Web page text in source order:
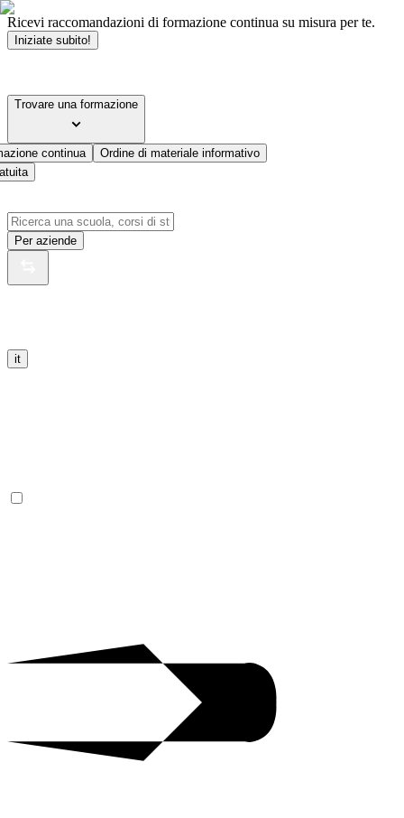
Ricevi raccomandazioni di formazione continua su misura per te.
Iniziate subito!
Trovare una formazione
continua
Ordine di materiale informativo
Per aziende
it